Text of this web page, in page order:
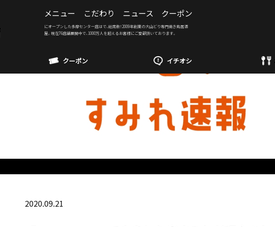
メニュー こだわり ニュース クーポン
にオープンした多摩センター店はで、総席数！2009年創業の大山どり専門焼き鳥居酒
屋。現在76店舗展開中で、1000万人を超えるお客様にご愛顧頂いております。
クーポン イチオシ
2020.09.21